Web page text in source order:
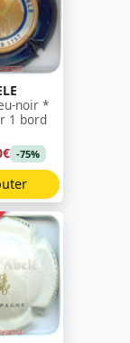
noir *
1 bord
-75%